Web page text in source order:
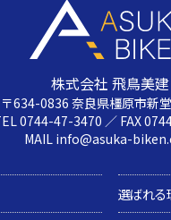
株式会社 飛鳥美建
〒634-0836 奈良県橿原市新
0744-47-3470 ／ FAX
MAIL info@asuka-
選ばれる